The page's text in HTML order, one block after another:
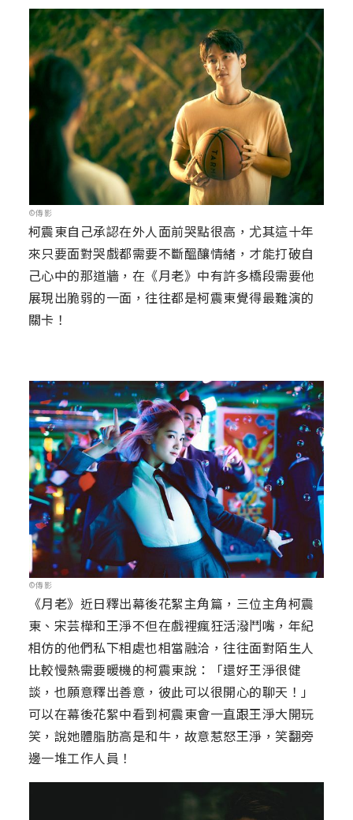
©傳影
柯震東自己承認在外人面前哭點很高，尤其這十年
來只要面對哭戲都需要不斷醞釀情緒，才能打破自
己心中的那道牆，在《月老》中有許多橋段需要他
展現出脆弱的一面，往往都是柯震東覺得最難演的
關卡！
©傳影
《月老》近日釋出幕後花絮主角篇，三位主角柯震
東、宋芸樺和王淨不但在戲裡瘋狂活潑鬥嘴，年紀
相仿的他們私下相處也相當融洽，往往面對陌生人
比較慢熱需要暖機的柯震東說：「還好王淨很健
談，也願意釋出善意，彼此可以很開心的聊天！」
可以在幕後花絮中看到柯震東會一直跟王淨大開玩
笑，說她體脂肪高是和牛，故意惹怒王淨，笑翻旁
邊一堆工作人員！